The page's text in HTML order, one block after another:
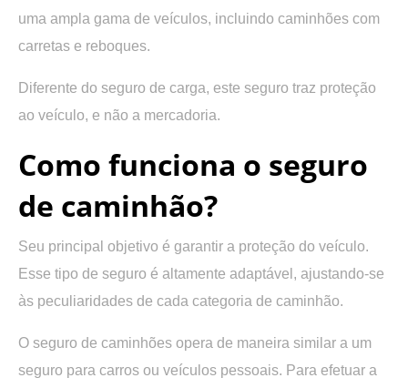
uma ampla gama de veículos, incluindo caminhões com
carretas e reboques.
Diferente do seguro de carga, este seguro traz proteção
ao veículo, e não a mercadoria.
Como funciona o seguro
de caminhão?
Seu principal objetivo é garantir a proteção do veículo.
Esse tipo de seguro é altamente adaptável, ajustando-se
às peculiaridades de cada categoria de caminhão.
O seguro de caminhões opera de maneira similar a um
seguro para carros ou veículos pessoais. Para efetuar a